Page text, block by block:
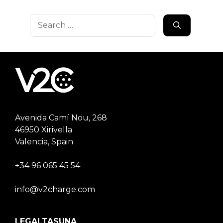
Search
Avenida Camí Nou, 268
46950 Xirivella
Valencia, Spain
+34 96 065 45 54
info@v2charge.com